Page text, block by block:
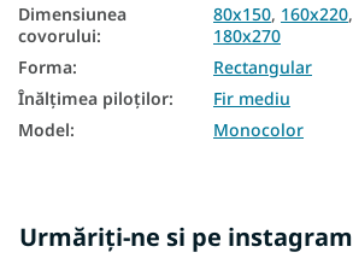
Dimensiunea
covorului:
80x150, 160x220,
180x270
Forma:
Rectangular
Înălțimea piloților:
Fir mediu
Model: Monocolor
Urmăriți-ne si pe instagram